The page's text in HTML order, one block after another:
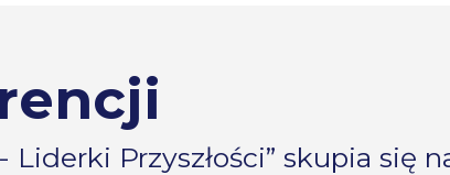
Liderki Przyszłości” skupia się